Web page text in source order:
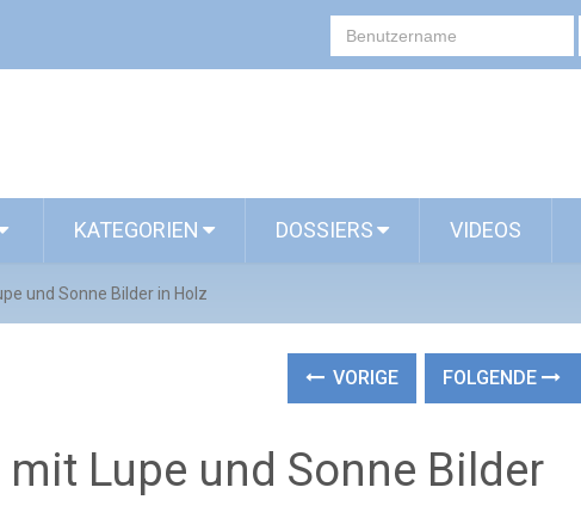
KATEGORIEN DOSSIERS VIDEOS
und Sonne Bilder in Holz
VORIGE FOLGENDE
Lupe und Sonne Bilder